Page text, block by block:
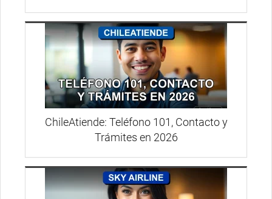
ChileAtiende: Teléfono 101, Contacto y
Trámites en 2026